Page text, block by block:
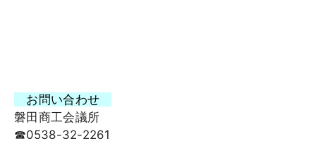
お問い合わせ
磐田商工会議所
☎0538-32-2261